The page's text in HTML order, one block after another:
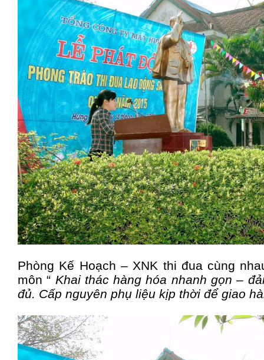
Phòng Kế Hoạch – XNK thi đua cùng
môn “ Khai thác hàng hóa nhanh gọn –
đủ. Cấp nguyên phụ liệu kịp thời để giao